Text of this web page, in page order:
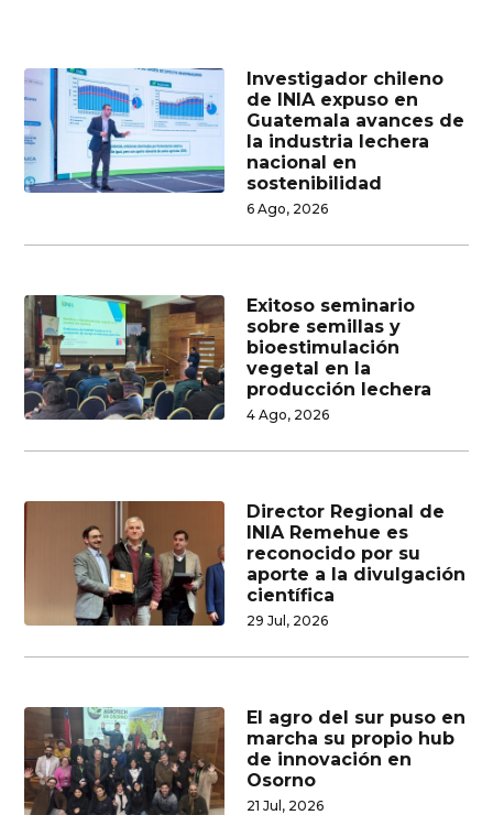
Investigador chileno
de INIA expuso en
Guatemala avances de
la industria lechera
nacional en
sostenibilidad
6 Ago, 2026
Exitoso seminario
sobre semillas y
bioestimulación
vegetal en la
producción lechera
4 Ago, 2026
Director Regional de
INIA Remehue es
reconocido por su
aporte a la divulgación
científica
29 Jul, 2026
El agro del sur puso en
marcha su propio hub
de innovación en
Osorno
21 Jul, 2026